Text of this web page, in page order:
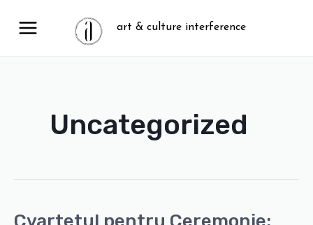
MAIN
art & culture interference
Uncategorized
Cvartetul